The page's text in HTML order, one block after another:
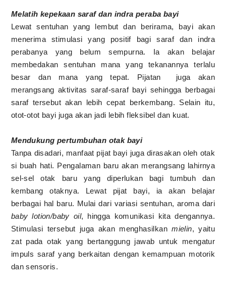
Melatih kepekaan saraf dan indra peraba bayi
Lewat sentuhan yang lembut dan berirama, bayi akan
menerima stimulasi yang positif bagi saraf dan indra
perabanya yang belum sempurna. Ia akan belajar
membedakan sentuhan mana yang tekanannya terlalu
besar dan mana yang tepat. Pijatan juga akan
merangsang aktivitas saraf-saraf bayi sehingga berbagai
saraf tersebut akan lebih cepat berkembang. Selain itu,
otot-otot bayi juga akan jadi lebih fleksibel dan kuat.
Mendukung pertumbuhan otak bayi
Tanpa disadari, manfaat pijat bayi juga dirasakan oleh otak
si buah hati. Pengalaman baru akan merangsang lahirnya
sel-sel otak baru yang diperlukan bagi tumbuh dan
kembang otaknya. Lewat pijat bayi, ia akan belajar
berbagai hal baru. Mulai dari variasi sentuhan, aroma dari
baby lotion/baby oil, hingga komunikasi kita dengannya.
Stimulasi tersebut juga akan menghasilkanmielin, yaitu
zat pada otak yang bertanggung jawab untuk mengatur
impuls saraf yang berkaitan dengan kemampuan motorik
dan sensoris.